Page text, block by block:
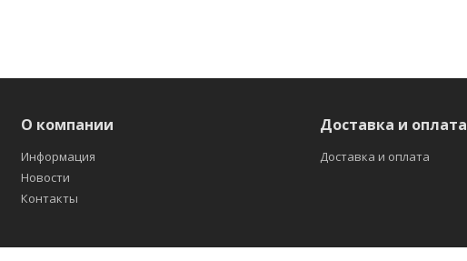
О компании
Информация
Новости
Контакты
Доставка и оплата
Доставка и оплата